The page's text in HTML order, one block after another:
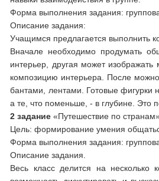
Форма выполнения задания:
Описание задания:
Учащимся предлагается выполнить
Вначале необходимо продумать
интерьер, другая может
композицию интерьера. После
бантами, лентами. Готовые фигурки
а те, что поменьше, - в глубине. Это
2 задание «Путешествие по
Цель: формирование умения
Форма выполнения задания:
Описание задания.
Весь класс делится на